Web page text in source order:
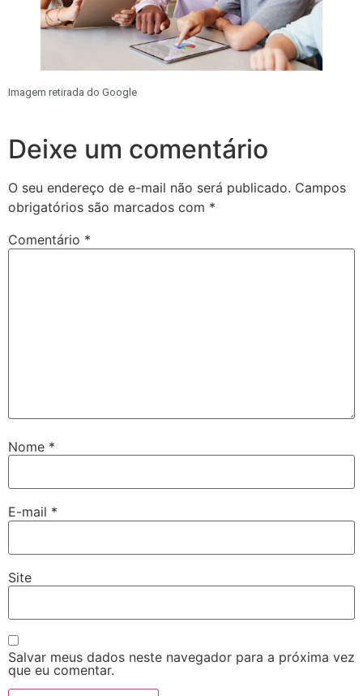
Imagem retirada do Google
Deixe um comentário
O seu endereço de e-mail não será publicado. Campos
obrigatórios são marcados com *
Comentário *
Nome *
E-mail *
Site
Salvar meus dados neste navegador para a próxima vez
que eu comentar.